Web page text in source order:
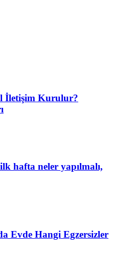
İletişim Kurulur?
hafta neler yapılmalı,
Evde Hangi Egzersizler